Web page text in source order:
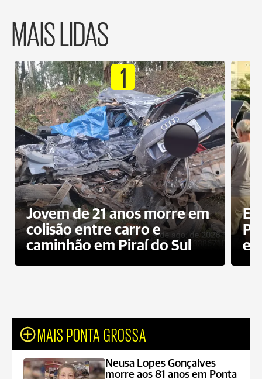
MAIS LIDAS
1
Jovem de 21 anos morre em
colisão entre carro e
caminhão em Piraí do Sul
MAIS PONTA GROSSA
Neusa Lopes Gonçalves
morre aos 81 anos em Ponta